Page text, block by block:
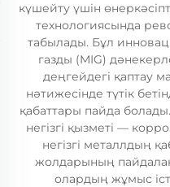
күшейту үшін
технологиясында
табылады. Бұл
газды (MIG)
деңгейдегі қаптау
нәтижесінде түтік
қабаттары пайда
негізгі қызметі —
негізгі металлдың
жолдарының
олардың жұмыс